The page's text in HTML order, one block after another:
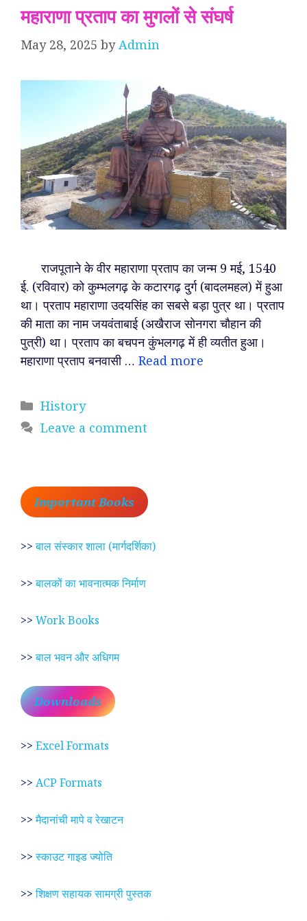
महाराणा प्रताप का मुगलों से संघर्ष
May 28, 2025 byAdmin
राजपूताने के वीर महाराणा प्रताप का जन्म 9 मई, 1540
ई. (रविवार) को कुम्भलगढ़ के कटारगढ़ दुर्ग (बादलमहल) में हुआ
था। प्रताप महाराणा उदयसिंह का सबसे बड़ा पुत्र था। प्रताप
की माता का नाम जयवंताबाई (अखैराज सोनगरा चौहान की
पुत्री) था। प्रताप का बचपन कुंभलगढ़ में ही व्यतीत हुआ।
महाराणा प्रताप बनवासी … Read more
Categories
History
Leave a comment
Important Books
>>बाल संस्कार शाला (मार्गदर्शिका)
>>बालकों का भावनात्मक निर्माण
>> Work Books
>>बाल भवन और अधिगम
Downloads
>> Excel Formats
>> ACP Formats
>>मैदानांची मापे व रेखाटन
>>स्काउट गाइड ज्योति
>>शिक्षण सहायक सामग्री पुस्तक